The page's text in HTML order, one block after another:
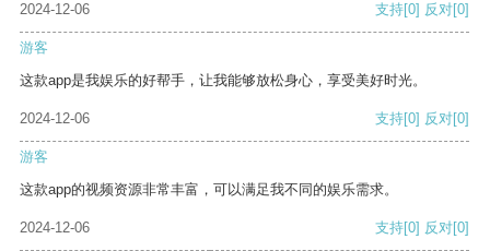
2024-12-06
支持[0] 反对[0]
游客
这款app是我娱乐的好帮手，让我能够放松身心，享受美好时光。
2024-12-06 支持[0] 反对[0]
游客
这款app的视频资源非常丰富，可以满足我不同的娱乐需求。
2024-12-06 支持[0] 反对[0]